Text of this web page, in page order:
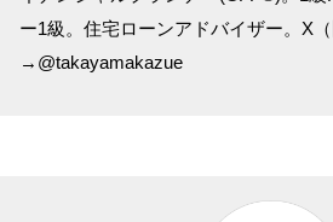
ー1級。住宅ローンアドバイザー。X（
→@takayamakazue